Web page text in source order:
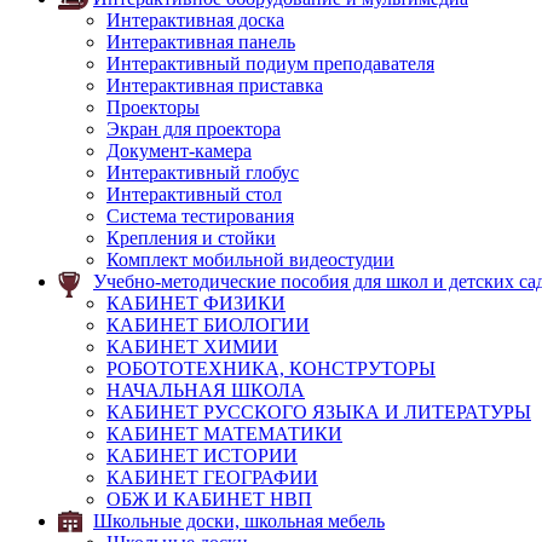
Интерактивная доска
Интерактивная панель
Интерактивный подиум преподавателя
Интерактивная приставка
Проекторы
Экран для проектора
Документ-камера
Интерактивный глобус
Интерактивный стол
Система тестирования
Крепления и стойки
Комплект мобильной видеостудии
Учебно-методические пособия для школ и детских
КАБИНЕТ ФИЗИКИ
КАБИНЕТ БИОЛОГИИ
КАБИНЕТ ХИМИИ
РОБОТОТЕХНИКА, КОНСТРУТОРЫ
НАЧАЛЬНАЯ ШКОЛА
КАБИНЕТ РУССКОГО ЯЗЫКА И ЛИТЕРАТУРЫ
КАБИНЕТ МАТЕМАТИКИ
КАБИНЕТ ИСТОРИИ
КАБИНЕТ ГЕОГРАФИИ
ОБЖ И КАБИНЕТ НВП
Школьные доски, школьная мебель